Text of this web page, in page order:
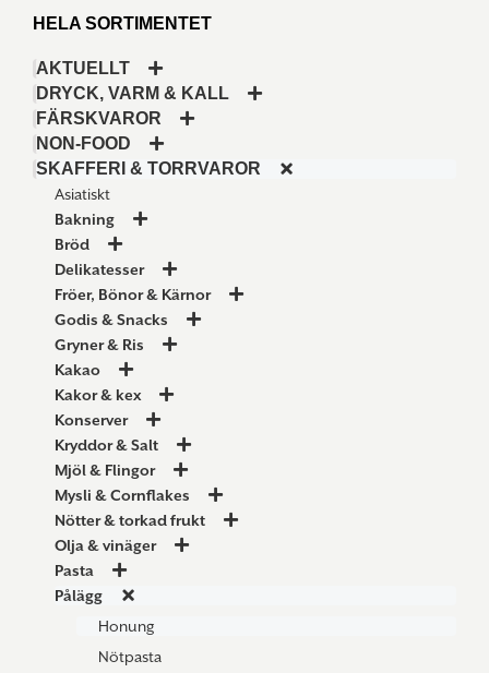
HELA SORTIMENTET
AKTUELLT
DRYCK, VARM & KALL
FÄRSKVAROR
NON-FOOD
SKAFFERI & TORRVAROR
Asiatiskt
Bakning
Bröd
Delikatesser
Fröer, Bönor & Kärnor
Godis & Snacks
Gryner & Ris
Kakao
Kakor & kex
Konserver
Kryddor & Salt
Mjöl & Flingor
Mysli & Cornflakes
Nötter & torkad frukt
Olja & vinäger
Pasta
Pålägg
Honung
Nötpasta